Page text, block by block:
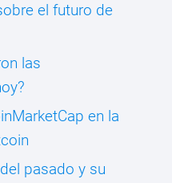
el futuro de
las
en la
pasado y su